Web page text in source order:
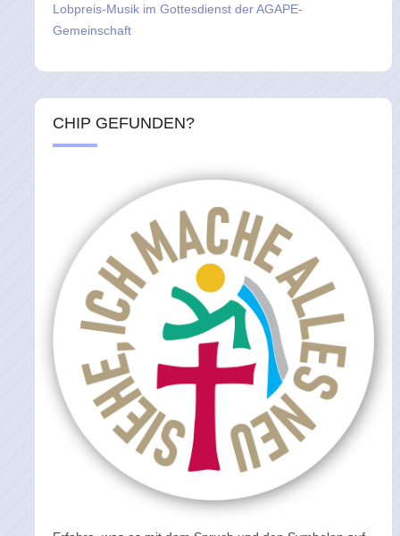
Lobpreis-Musik im Gottesdienst der AGAPE-
Gemeinschaft
CHIP GEFUNDEN?